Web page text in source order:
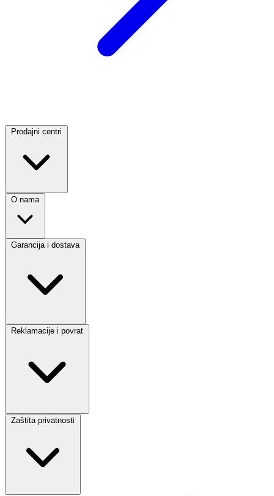
Prodajni centri
O nama
Garancija i dostava
Reklamacije i povrat
Zaštita privatnosti